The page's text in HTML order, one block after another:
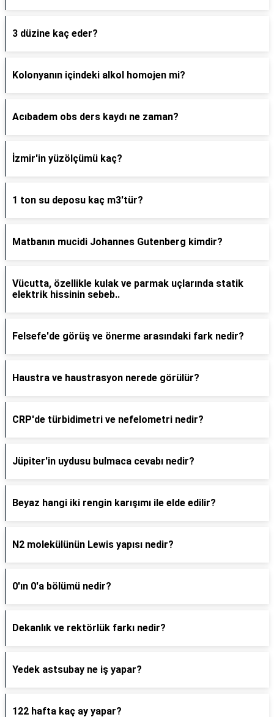
3 düzine kaç eder?
Kolonyanın içindeki alkol homojen mi?
Acıbadem obs ders kaydı ne zaman?
İzmir'in yüzölçümü kaç?
1 ton su deposu kaç m3'tür?
Matbanın mucidi Johannes Gutenberg kimdir?
Vücutta, özellikle kulak ve parmak uçlarında statik
elektrik hissinin sebeb..
Felsefe'de görüş ve önerme arasındaki fark nedir?
Haustra ve haustrasyon nerede görülür?
CRP'de türbidimetri ve nefelometri nedir?
Jüpiter'in uydusu bulmaca cevabı nedir?
Beyaz hangi iki rengin karışımı ile elde edilir?
N2 molekülünün Lewis yapısı nedir?
0'ın 0'a bölümü nedir?
Dekanlık ve rektörlük farkı nedir?
Yedek astsubay ne iş yapar?
122 hafta kaç ay yapar?